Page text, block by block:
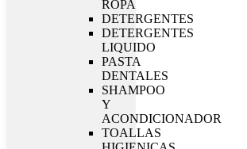
ROPA
DETERGENTES
DETERGENTES
LIQUIDO
PASTA
DENTALES
SHAMPOO
Y
ACONDICIONADOR
TOALLAS